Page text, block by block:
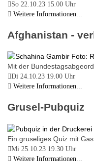
So 22.10.23 15.00 Uhr
Weitere Informationen...
Afghanistan -
Mit der
Di 24.10.23 19.00 Uhr
Weitere Informationen...
Grusel-Pubquiz
Ein gruseliges Quiz mit
Mi 25.10.23 19.30 Uhr
Weitere Informationen...